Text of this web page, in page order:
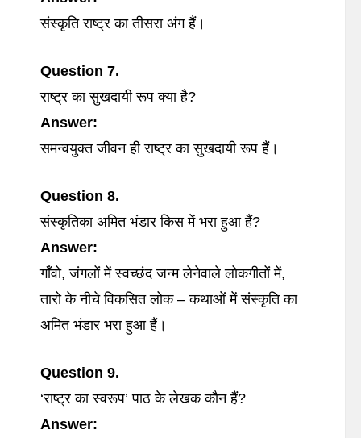
संस्कृति राष्ट्र का तीसरा अंग हैं।
Question 7.
राष्ट्र का सुखदायी रूप क्या है?
Answer:
समन्वयुक्त जीवन ही राष्ट्र का सुखदायी रूप हैं।
Question 8.
संस्कृतिका अमित भंडार किस में भरा हुआ हैं?
Answer:
गाँवो, जंगलों में स्वच्छंद जन्म लेनेवाले लोकगीतों में,
तारो के नीचे विकसित लोक – कथाओं में संस्कृति का
अमित भंडार भरा हुआ हैं।
Question 9.
‘राष्ट्र का स्वरूप’ पाठ के लेखक कौन हैं?
Answer: